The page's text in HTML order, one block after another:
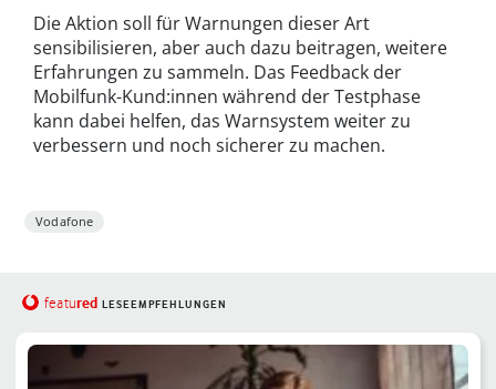
Die Aktion soll für Warnungen dieser Art
sensibilisieren, aber auch dazu beitragen, weitere
Erfahrungen zu sammeln. Das Feedback der
Mobilfunk-Kund:innen während der Testphase
kann dabei helfen, das Warnsystem weiter zu
verbessern und noch sicherer zu machen.
Vodafone
featured LESEEMPFEHLUNGEN